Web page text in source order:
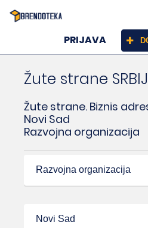
PRIJAVA
Žute strane
Žute strane. Biznis
Novi Sad
Razvojna organizacija
Razvojna organizacija
Novi Sad